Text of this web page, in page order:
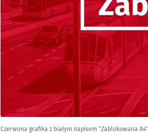
Czerwona grafika z białym napisem "Zablokowana A4"